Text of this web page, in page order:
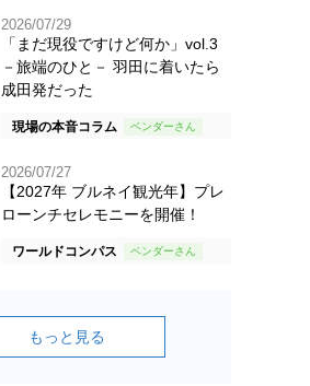
2026/07/29
「まだ現役ですけど何か」vol.3
－旅端のひと－ 羽田に着いたら
成田発だった
現場の本音コラム
2026/07/27
【2027年 ブルネイ観光年】プレ
ローンチセレモニーを開催！
ワールドコンパス
もっと見る